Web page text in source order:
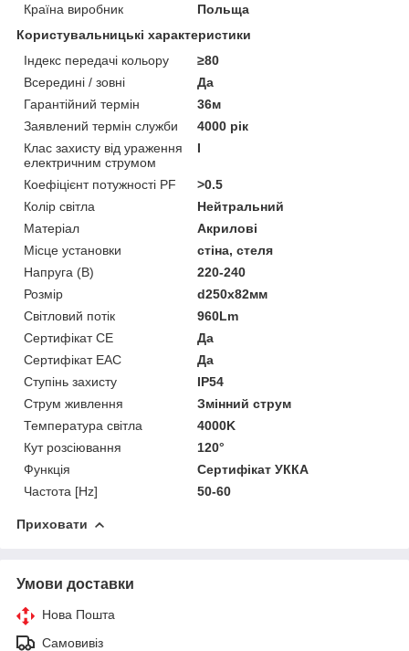
Країна виробник
Польща
Користувальницькі характеристики
Індекс передачі кольору
≥80
Всередині / зовні
Да
Гарантійний термін
36м
Заявлений термін служби
4000 рік
Клас захисту від ураження
електричним струмом
I
Коефіцієнт потужності PF
>0.5
Колір світла
Нейтральний
Матеріал
Акрилові
Місце установки
стіна, стеля
Напруга (В)
220-240
Розмір
d250х82мм
Світловий потік
960Lm
Сертифікат CE
Да
Сертифікат EAC
Да
Ступінь захисту
IP54
Струм живлення
Змінний струм
Температура світла
4000K
Кут розсіювання
120°
Функція
Сертифікат УККА
Частота [Hz]
50-60
Приховати
Умови доставки
Нова Пошта
Самовивіз